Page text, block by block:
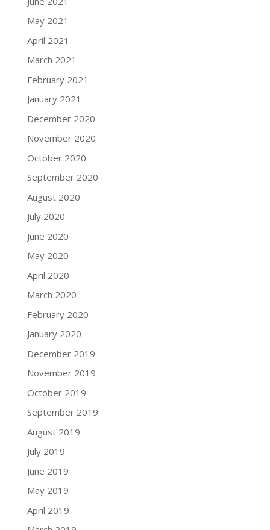
May 2021
April 2021
March 2021
February 2021
January 2021
December 2020
November 2020
October 2020
September 2020
August 2020
July 2020
June 2020
May 2020
April 2020
March 2020
February 2020
January 2020
December 2019
November 2019
October 2019
September 2019
August 2019
July 2019
June 2019
May 2019
April 2019